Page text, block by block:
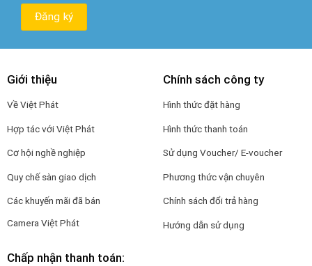
Giới thiệu
Về Việt Phát
Hợp tác với Việt Phát
Cơ hội nghề nghiệp
Quy chế sàn giao dịch
Các khuyến mãi đã bán
Camera Việt Phát
Chính sách công ty
Hình thức đặt hàng
Hình thức thanh toán
Sử dụng Voucher/ E-voucher
Phương thức vận chuyên
Chính sách đổi trả hàng
Hướng dẫn sử dụng
Chấp nhận thanh toán: